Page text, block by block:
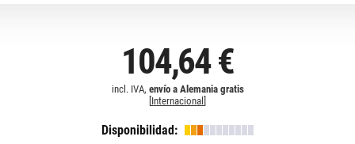
104,64 €
incl. IVA, envío a Alemania gratis
Internacional
Disponibilidad: